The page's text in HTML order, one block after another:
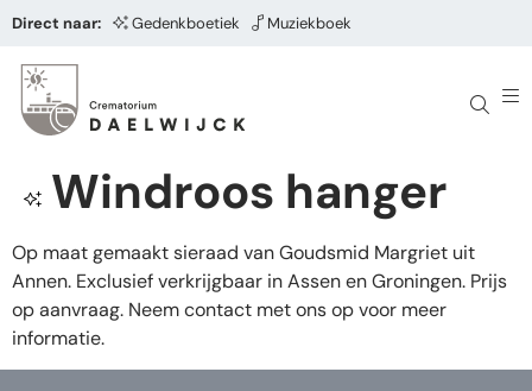
Direct naar: Gedenkboetiek Muziekboek
Windroos hanger
Op maat gemaakt sieraad van Goudsmid Margriet uit
Annen. Exclusief verkrijgbaar in Assen en Groningen. Prijs
op aanvraag. Neem contact met ons op voor meer
informatie.